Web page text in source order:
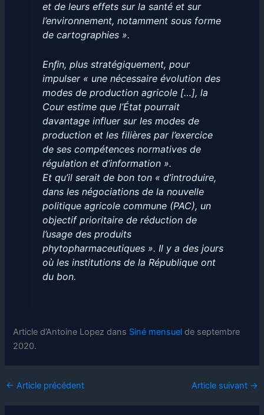
et de leurs effets sur la santé et sur
l’environnement, notamment sous forme
de cartographies ».
Enﬁn, plus stratégiquement, pour
impulser « une nécessaire évolution des
modes de production agricole […], la
Cour estime que l’État pourrait
davantage influer sur les modes de
production et les filières par l’exercice
de ses compétences normatives de
régulation et d’information ».
Et qu’il serait de bon ton « d’introduire,
dans les négociations de la nouvelle
politique agricole commune (PAC), un
objectif prioritaire de réduction de
l’usage des produits
phytopharmaceutiques ». Il y a des jours
où les institutions de la République ont
du bon.
Article d’Antoine Lopez dans Siné mensuel de septembre
2020.
← Article précédent Article suivant →